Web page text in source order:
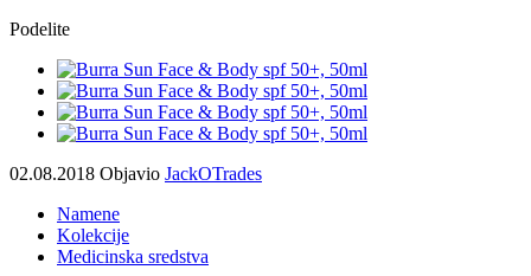
Podelite
02.08.2018 Objavio JackOTrades
Namene
Kolekcije
Medicinska sredstva